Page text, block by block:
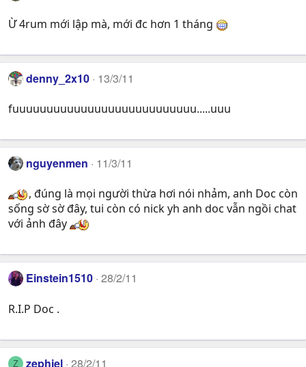
Ừ 4rum mới lập mà, mới đc hơn 1 tháng
denny_2x10 13/3/11
fuuuuuuuuuuuuuuuuuuuuuuuuuuu.....uuu
nguyenmen 11/3/11
, đúng là mọi người thừa hơi nói nhảm, anh Doc còn
sống sờ sờ đây, tui còn có nick yh anh doc vẫn ngồi chat
với ảnh đây
Einstein1510 28/2/11
R.I.P Doc .
Z zephiel 28/2/11